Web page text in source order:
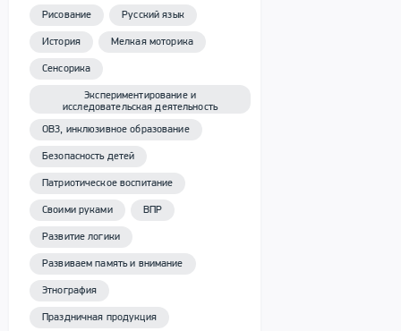
Рисование Русский язык
История Мелкая моторика
Сенсорика
Экспериментирование и
исследовательская деятельность
ОВЗ, инклюзивное образование
Безопасность детей
Патриотическое воспитание
Своими руками ВПР
Развитие логики
Развиваем память и внимание
Этнография
Праздничная продукция